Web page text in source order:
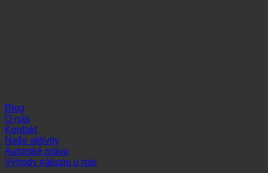
Blog
O nás
Kontakt
Naše aktivity
Autorské práva
Výhody nákupu u nás